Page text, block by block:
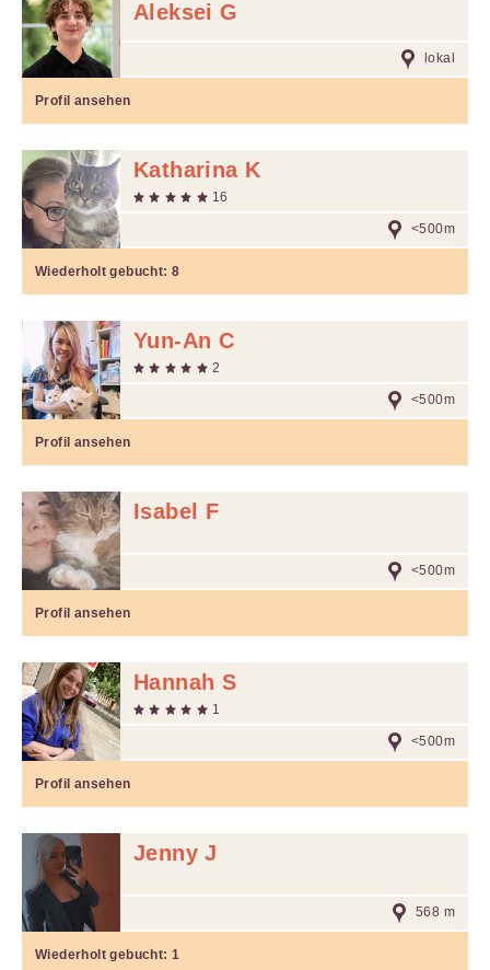
Aleksei G
lokal
Profil ansehen
Katharina K
16
<500m
Wiederholt gebucht:8
Yun-An C
2
<500m
Profil ansehen
Isabel F
<500m
Profil ansehen
Hannah S
1
<500m
Profil ansehen
Jenny J
568 m
Wiederholt gebucht:1